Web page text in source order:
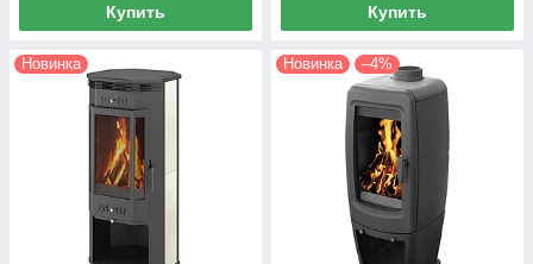
Купить Купить
Новинка Новинка –4%